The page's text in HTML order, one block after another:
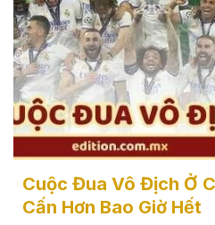
Cuộc Đua Vô Địch Ở Châu
Giờ
Cuộc Đua Vô Địch Ở
Cấn Hơn Bao Giờ Hết